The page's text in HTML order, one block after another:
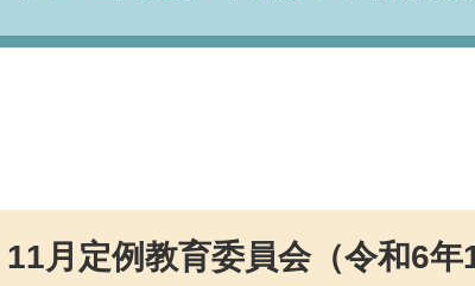
11月定例教育委員会（令和6年